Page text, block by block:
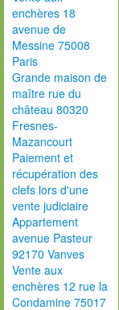
enchères 18
avenue de
Messine 75008
Paris
Grande maison de
maître rue du
château 80320
Fresnes-
Mazancourt
Paiement et
récupération des
clefs lors d'une
vente judiciaire
Appartement
avenue Pasteur
92170 Vanves
Vente aux
enchères 12 rue la
Condamine 75017